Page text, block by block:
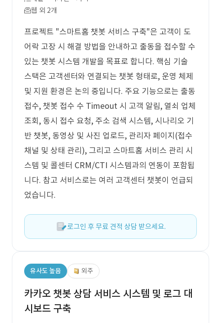
웹 외 2개
프로젝트 "스마트홈 챗봇 서비스 구축"은 고객이 도
어락 고장 시 해결 방법을 안내하고 출동을 접수할 수
있는 챗봇 시스템 개발을 목표로 합니다. 핵심 기술
스택은 고객센터와 연결되는 챗봇 형태로, 운영 체제
및 지원 환경은 논의 중입니다. 주요 기능으로는 출동
접수, 챗봇 접수 수 Timeout 시 고객 알림, 열쇠 업체
조회, 동시 접수 요청, 주소 검색 시스템, 시나리오 기
반 챗봇, 동영상 및 사진 업로드, 관리자 페이지(접수
채널 및 상태 관리), 그리고 스마트홈 서비스 관리 시
스템 및 콜센터 CRM/CTI 시스템과의 연동이 포함됩
니다. 참고 서비스로는 여러 고객센터 챗봇이 언급되
었습니다.
로그인 후 무료 견적 상담 받으세요.
유사도 높음 외주
카카오 챗봇 상담 서비스 시스템 및 로그 대
시보드 구축